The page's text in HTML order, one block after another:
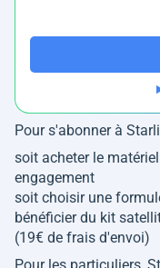
Pour s'abonner à
soit acheter le
engagement
soit choisir une
bénéficier du kit
(19€ de frais d'envoi)